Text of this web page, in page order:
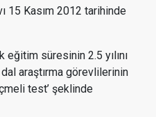
15 Kasım 2012 tarihinde
eğitim süresinin 2.5 yılını
araştırma görevlilerinin
test’ şeklinde